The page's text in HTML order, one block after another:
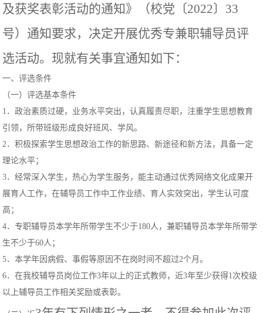
及获奖表彰活动的通知》（校党〔2022〕33
号）通知要求，决定开展优秀专兼职辅导员评
选活动。现就有关事宜通知如下：
一、评选条件
（一）评选基本条件
1．政治素质过硬，业务水平突出，认真履责尽职，注重学生思想教育
引领，所带班级形成良好班风、学风。
2．积极探索学生思想政治工作的新思路、新途径和新方法，具备一定
理论水平；
3．经常深入学生，热心为学生服务，能主动通过优秀网络文化成果开
展育人工作，在辅导员工作中工作业绩、育人实效突出，学生认可度
高；
4．专职辅导员本学年所带学生不少于180人，兼职辅导员本学年所带学
生不少于60人；
5．本学年因病假、事假等原因不在岗时间不超过2个月。
6．在我校辅导员岗位工作3年以上的正式教师，近3年至少获得1次校级
以上辅导员工作相关奖励或表彰。